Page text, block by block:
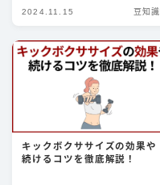
キック
ディフェンス
立ち技
グラップリング
2024.11.15 豆知識
キックボクササイズの効果や
続けるコツを徹底解説！